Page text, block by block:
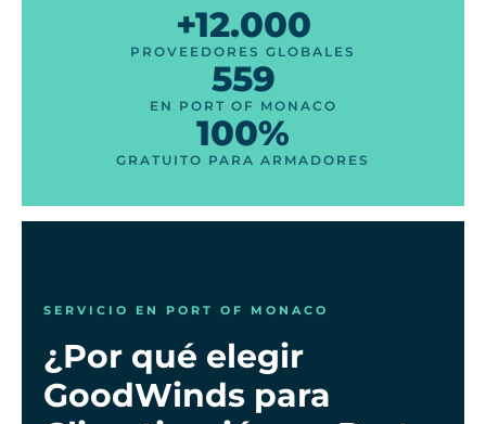
+12.000
PROVEEDORES GLOBALES
559
EN PORT OF MONACO
100%
GRATUITO PARA ARMADORES
SERVICIO EN PORT OF MONACO
¿Por qué elegir
GoodWinds para